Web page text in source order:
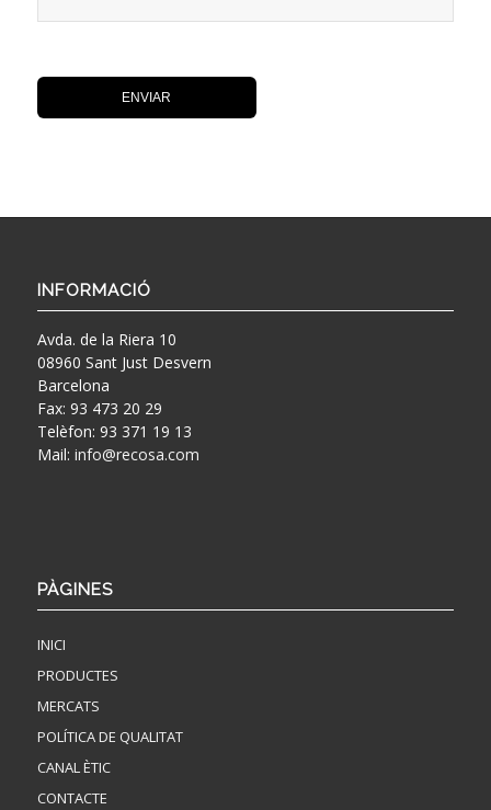
ENVIAR
INFORMACIÓ
Avda. de la Riera 10
08960 Sant Just Desvern
Barcelona
Fax: 93 473 20 29
Telèfon: 93 371 19 13
Mail: info@recosa.com
PÀGINES
INICI
PRODUCTES
MERCATS
POLÍTICA DE QUALITAT
CANAL ÈTIC
CONTACTE